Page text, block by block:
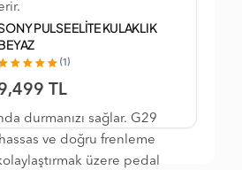
durmanızı sağlar. G29
ve doğru frenleme
üzere pedal
PULSE ELİTE KULAKLIK
(1)
TL